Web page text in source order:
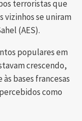
terroristas que
vizinhos se uniram
(AES).
populares em
crescendo,
bases francesas
como